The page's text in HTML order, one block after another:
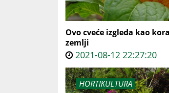
Ovo cveće izgleda kao
zemlji
2021-08-12 22:27:20
HORTIKULTURA